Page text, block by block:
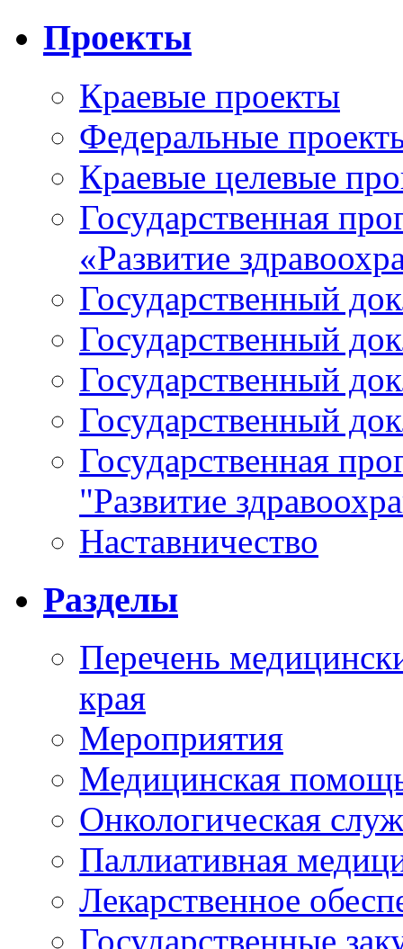
Проекты
Краевые проекты
Федеральные
Краевые целевые
Государственная
«Развитие
Государственный
Государственный
Государственный
Государственный
Государственная
"Развитие
Наставничество
Разделы
Перечень
края
Мероприятия
Медицинская
Онкологическая
Паллиативная
Лекарственное
Государственные